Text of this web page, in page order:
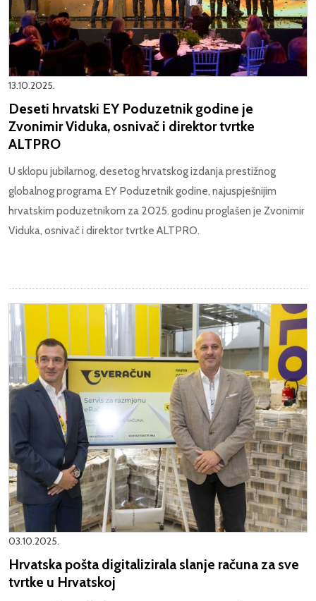
13.10.2025.
Deseti hrvatski EY Poduzetnik godine je
Zvonimir Viduka, osnivač i direktor tvrtke
ALTPRO
U sklopu jubilarnog, desetog hrvatskog izdanja prestižnog
globalnog programa EY Poduzetnik godine, najuspješnijim
hrvatskim poduzetnikom za 2025. godinu proglašen je Zvonimir
Viduka, osnivač i direktor tvrtke ALTPRO.
03.10.2025.
Hrvatska pošta digitalizirala slanje računa za sve
tvrtke u Hrvatskoj